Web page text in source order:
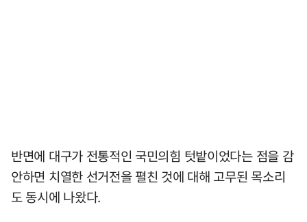
반면에 대구가 전통적인 국민의힘 텃밭이었다는 점을 감
안하면 치열한 선거전을 펼친 것에 대해 고무된 목소리
도 동시에 나왔다.